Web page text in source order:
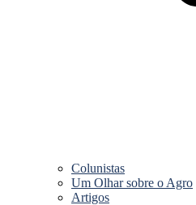
Colunistas
Um Olhar sobre o Agro
Artigos